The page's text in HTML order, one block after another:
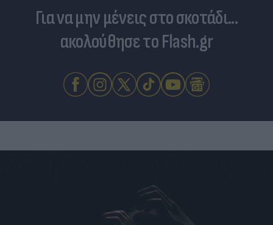
Για να μην μένεις στο σκοτάδι...
ακολούθησε το Flash.gr